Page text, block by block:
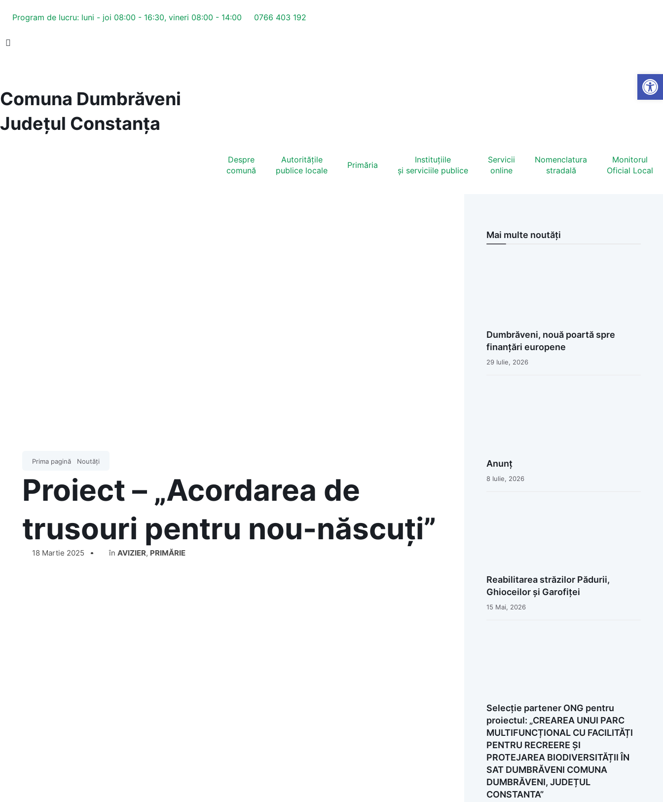
Program de lucru: luni - joi 08:00 - 16:30, vineri 08:00 - 14:00 0766 403 192
Comuna Dumbrăveni
Județul Constanța
Despre
comună
Autoritățile
publice locale
Primăria
Instituțiile
și serviciile publice
Servicii
online
Nomenclatura
stradală
Monitorul
Oficial Local
Prima pagină Noutăți
Proiect – „Acordarea de
trusouri pentru nou-născuți”
18 Martie 2025 în AVIZIER, PRIMĂRIE
Mai multe noutăți
Dumbrăveni, nouă poartă spre
finanțări europene
29 Iulie, 2026
Anunț
8 Iulie, 2026
Reabilitarea străzilor Pădurii,
Ghioceilor și Garofiței
15 Mai, 2026
Selecție partener ONG pentru
proiectul: „CREAREA UNUI PARC
MULTIFUNCȚIONAL CU FACILITĂȚI
PENTRU RECREERE ȘI
PROTEJAREA BIODIVERSITĂȚII ÎN
SAT DUMBRĂVENI COMUNA
DUMBRĂVENI, JUDEȚUL
CONSTANTA”